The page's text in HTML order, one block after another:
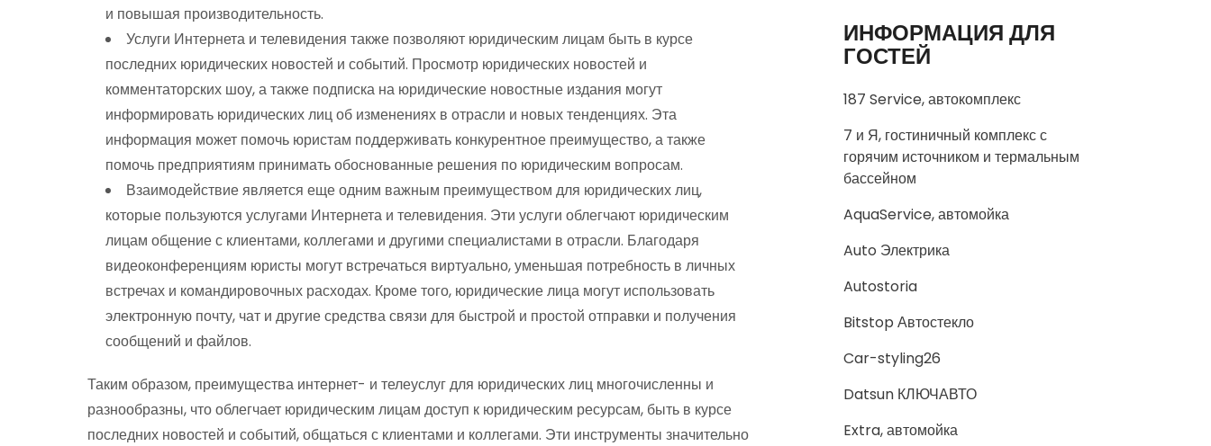
и повышая производительность.
Услуги Интернета и телевидения также позволяют юридическим лицам быть в курсе
последних юридических новостей и событий. Просмотр юридических новостей и
комментаторских шоу, а также подписка на юридические новостные издания могут
информировать юридических лиц об изменениях в отрасли и новых тенденциях. Эта
информация может помочь юристам поддерживать конкурентное преимущество, а также
помочь предприятиям принимать обоснованные решения по юридическим вопросам.
Взаимодействие является еще одним важным преимуществом для юридических лиц,
которые пользуются услугами Интернета и телевидения. Эти услуги облегчают юридическим
лицам общение с клиентами, коллегами и другими специалистами в отрасли. Благодаря
видеоконференциям юристы могут встречаться виртуально, уменьшая потребность в личных
встречах и командировочных расходах. Кроме того, юридические лица могут использовать
электронную почту, чат и другие средства связи для быстрой и простой отправки и получения
сообщений и файлов.
Таким образом, преимущества интернет- и телеуслуг для юридических лиц многочисленны и
разнообразны, что облегчает юридическим лицам доступ к юридическим ресурсам, быть в курсе
последних новостей и событий, общаться с клиентами и коллегами. Эти инструменты значительно
ИНФОРМАЦИЯ ДЛЯ
ГОСТЕЙ
187 Service, автокомплекс
7 и Я, гостиничный комплекс с
горячим источником и термальным
бассейном
AquaService, автомойка
Auto Электрика
Autostoria
Bitstop Автостекло
Car-styling26
Datsun КЛЮЧАВТО
Extra, автомойка